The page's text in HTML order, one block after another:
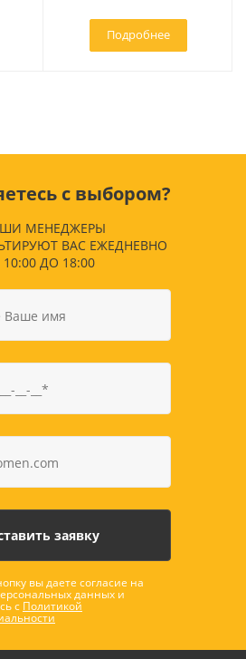
Подробнее
с выбором?
МЕНЕДЖЕРЫ
ВАС ЕЖЕДНЕВНО
10:00 ДО 18:00
вы даете согласие на
данных и
с Политикой